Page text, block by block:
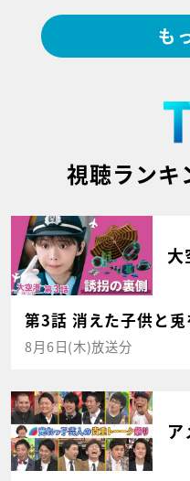
も
視聴ランキ
大
第3話 消えた子供と兎
8月6日(木)放送分
ア